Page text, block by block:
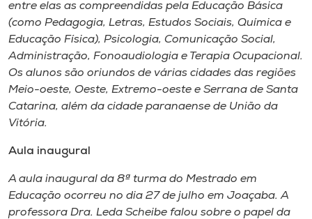
Rádio
Museu
Unoesc
Selecione
o idioma
entre elas as compreendidas pela Educação Básica
(como Pedagogia, Letras, Estudos Sociais, Química e
Educação Física), Psicologia, Comunicação Social,
Administração, Fonoaudiologia e Terapia Ocupacional.
Os alunos são oriundos de várias cidades das regiões
Meio-oeste, Oeste, Extremo-oeste e Serrana de Santa
Catarina, além da cidade paranaense de União da
Vitória.
Aula inaugural
A aula inaugural da 8ª turma do Mestrado em
Educação ocorreu no dia 27 de julho em Joaçaba. A
professora Dra. Leda Scheibe falou sobre o papel da